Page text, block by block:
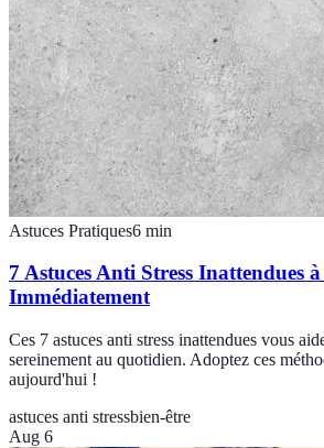
Astuces Pratiques6 min
7 Astuces Anti Stress Inattendues à
Immédiatement
Ces 7 astuces anti stress inattendues vous
sereinement au quotidien. Adoptez ces
aujourd'hui !
astuces anti stressbien-être
Aug 6